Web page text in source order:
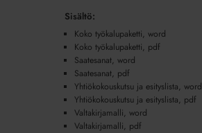
Sisältö:
Koko työkalupaketti, word
Koko työkalupaketti, pdf
Saatesanat, word
Saatesanat, pdf
Yhtiökokouskutsu ja esityslista, word
Yhtiökokouskutsu ja esityslista, pdf
Valtakirjamalli, word
Valtakirjamalli, pdf